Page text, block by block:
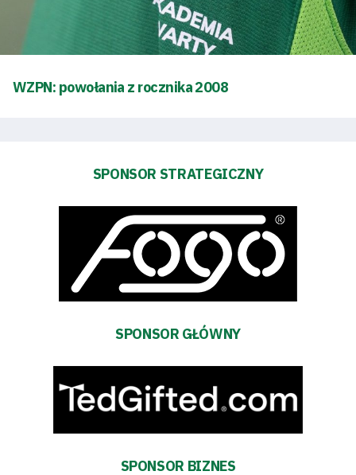
oszczędności
Tabela
terminarz
Kontakt
WZPN: powołania z rocznika 2008
SPONSOR STRATEGICZNY
SPONSOR GŁÓWNY
SPONSOR BIZNES